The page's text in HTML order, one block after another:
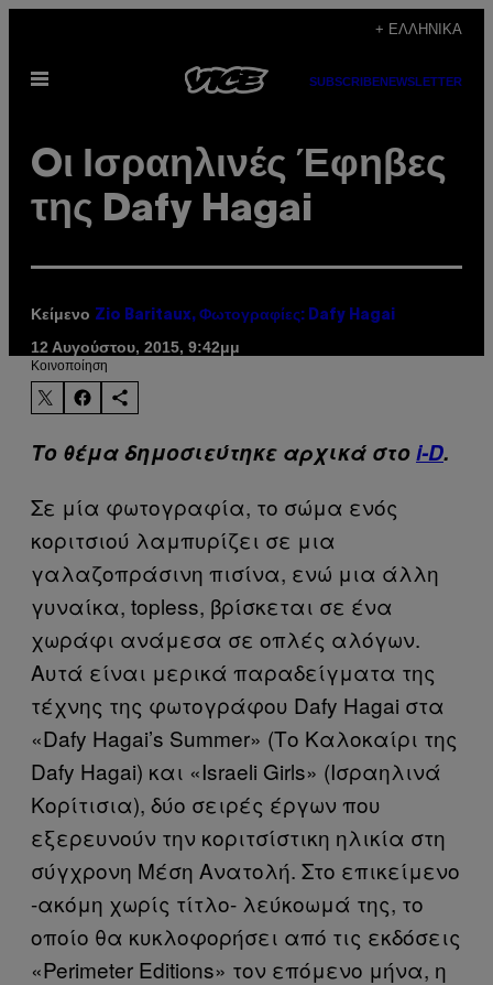
περιεχόμενο
+ ΕΛΛΗΝΙΚΆ
Ανοίξτε
SUBSCRIBENEWSLETTER
Oι Ισραηλινές Έφηβες
της Dafy Hagai
Κείμενο Zio Baritaux, Φωτογραφίες: Dafy Hagai
12 Αυγούστου, 2015, 9:42μμ
Kοινοποίηση
Το θέμα δημοσιεύτηκε αρχικά στοi-D.
Σε μία φωτογραφία, το σώμα ενός
κοριτσιού λαμπυρίζει σε μια
γαλαζοπράσινη πισίνα, ενώ μια άλλη
γυναίκα, topless, βρίσκεται σε ένα
χωράφι ανάμεσα σε οπλές αλόγων.
Αυτά είναι μερικά παραδείγματα της
τέχνης της φωτογράφου Dafy Hagai στα
«Dafy Hagai’s Summer» (Το Καλοκαίρι της
Dafy Hagai) και «Israeli Girls» (Ισραηλινά
Κορίτισια), δύο σειρές έργων που
εξερευνούν την κοριτσίστικη ηλικία στη
σύγχρονη Μέση Ανατολή. Στο επικείμενο
-ακόμη χωρίς τίτλο- λεύκοωμά της, το
οποίο θα κυκλοφορήσει από τις εκδόσεις
«Perimeter Editions» τον επόμενο μήνα, η